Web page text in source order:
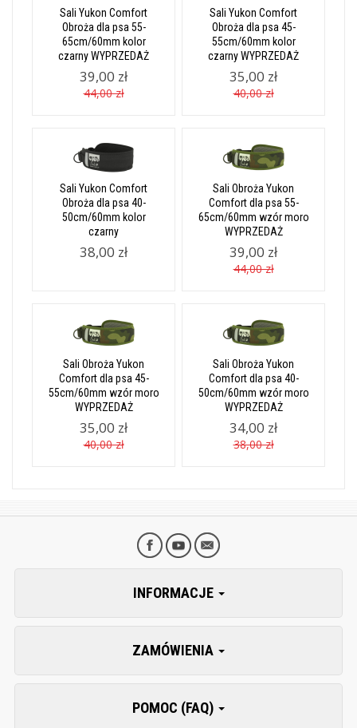
Sali Yukon Comfort
Obroża dla psa 55-
65cm/60mm kolor
czarny WYPRZEDAŻ
39,00 zł
44,00 zł
Sali Yukon Comfort
Obroża dla psa 45-
55cm/60mm kolor
czarny WYPRZEDAŻ
35,00 zł
40,00 zł
Sali Yukon Comfort
Obroża dla psa 40-
50cm/60mm kolor
czarny
38,00 zł
Sali Obroża Yukon
Comfort dla psa 55-
65cm/60mm wzór moro
WYPRZEDAŻ
39,00 zł
44,00 zł
Sali Obroża Yukon
Comfort dla psa 45-
55cm/60mm wzór moro
WYPRZEDAŻ
35,00 zł
40,00 zł
Sali Obroża Yukon
Comfort dla psa 40-
50cm/60mm wzór moro
WYPRZEDAŻ
34,00 zł
38,00 zł
INFORMACJE
ZAMÓWIENIA
POMOC (FAQ)